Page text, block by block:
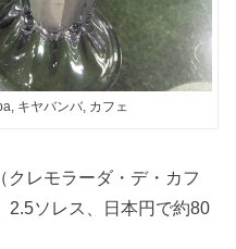
キヤバンバ, カフェ
クレモラーダ・デ・カフ
2.5ソレス、日本円で約80